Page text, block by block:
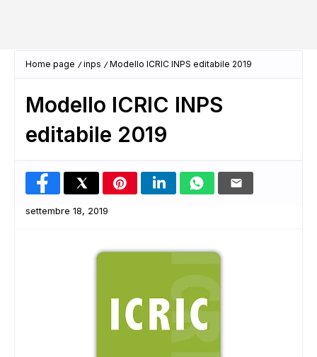
Home page inps Modello ICRIC INPS editabile 2019
Modello ICRIC INPS
editabile 2019
settembre 18, 2019